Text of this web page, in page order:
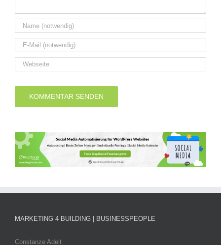
MARKETING 4 BUILDING | BUSINESSPEOPLE
Constanze Adelt